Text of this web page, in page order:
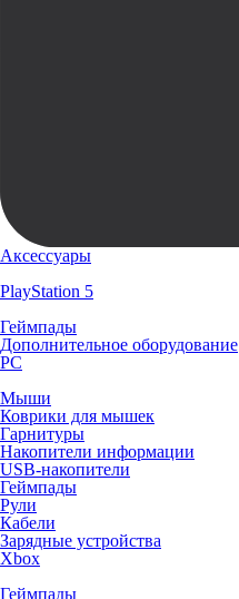
Аксессуары
PlayStation 5
Геймпады
Дополнительное оборудование
PC
Мыши
Коврики для мышек
Гарнитуры
Накопители информации
USB-накопители
Геймпады
Рули
Кабели
Зарядные устройства
Xbox
Геймпады